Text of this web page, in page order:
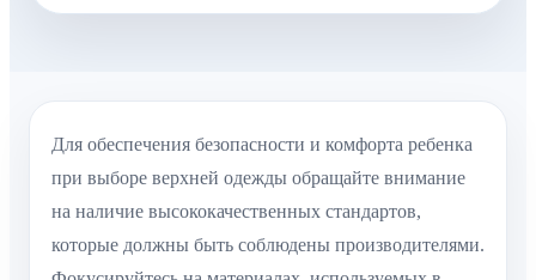
Для обеспечения безопасности и комфорта ребенка
при выборе верхней одежды обращайте внимание
на наличие высококачественных стандартов,
которые должны быть соблюдены производителями.